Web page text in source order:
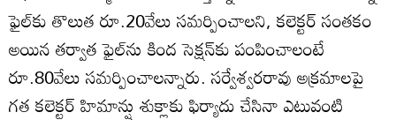
ఫైల్‌కు తొలుత రూ.20వేలు సమర్పించాలని, కలెక్టర్‌ సంతకం
అయిన తర్వాత ఫైల్‌ను కింద సెక్షన్‌కు పంపించాలంటే
రూ.80వేలు సమర్పించాలన్నారు. సర్వేశ్వరరావు అక్రమాలపై
గత కలెక్టర్‌ హిమాన్షు శుక్లాకు ఫిర్యాదు చేసినా ఎటువంటి